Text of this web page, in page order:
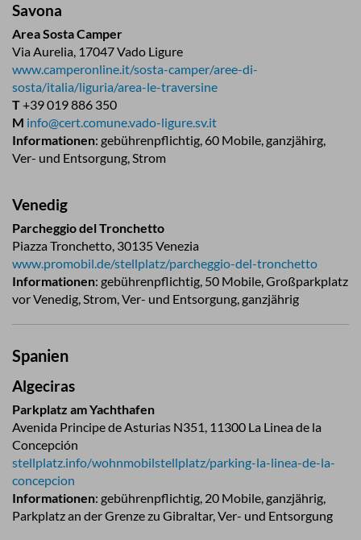
Savona
Area Sosta Camper
Via Aurelia, 17047 Vado Ligure
www.camperonline.it/sosta-camper/aree-di-
sosta/italia/liguria/area-le-traversine
T+39 019 886 350
M info@cert.comune.vado-ligure.sv.it
Informationen: gebührenpflichtig, 60 Mobile, ganzjähirg,
Ver- und Entsorgung, Strom
Venedig
Parcheggio del Tronchetto
Piazza Tronchetto, 30135 Venezia
www.promobil.de/stellplatz/parcheggio-del-tronchetto
Informationen: gebührenpflichtig, 50 Mobile, Großparkplatz
vor Venedig, Strom, Ver- und Entsorgung, ganzjährig
Spanien
Algeciras
Parkplatz am Yachthafen
Avenida Principe de Asturias N351, 11300 La Linea de la
Concepción
stellplatz.info/wohnmobilstellplatz/parking-la-linea-de-la-
concepcion
Informationen: gebührenpflichtig, 20 Mobile, ganzjährig,
Parkplatz an der Grenze zu Gibraltar, Ver- und Entsorgung